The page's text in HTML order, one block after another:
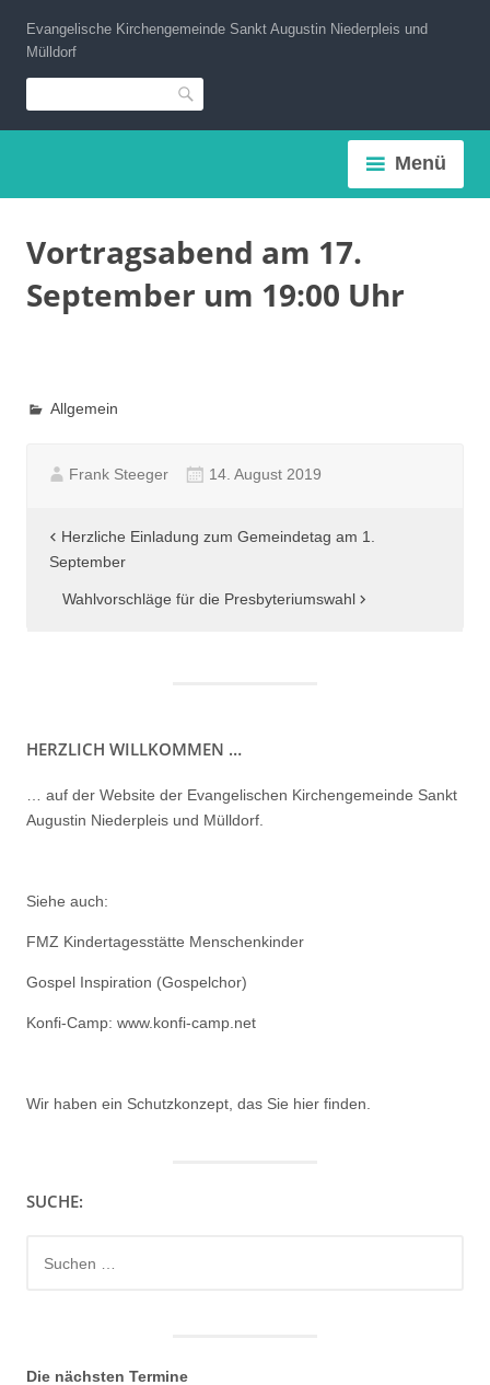
Inhalt
springen
Evangelische Kirchengemeinde Sankt Augustin Niederpleis und
Mülldorf
Suche
Menü
Vortragsabend am 17.
September um 19:00 Uhr
Allgemein
Frank Steeger 14. August 2019
Beitragsnavigation
Herzliche Einladung zum Gemeindetag am 1.
September
Wahlvorschläge für die Presbyteriumswahl
HERZLICH WILLKOMMEN …
… auf der Website der Evangelischen Kirchengemeinde Sankt
Augustin Niederpleis und Mülldorf.
Siehe auch:
FMZ Kindertagesstätte Menschenkinder
Gospel Inspiration (Gospelchor)
Konfi-Camp: www.konfi-camp.net
Wir haben ein Schutzkonzept, das Sie hier finden.
SUCHE:
nach:
Die nächsten Termine